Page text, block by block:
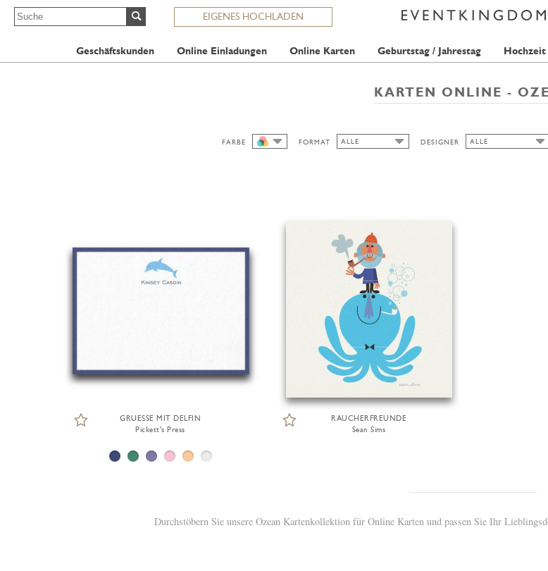
EIGENES HOCHLADEN
Geschäftskunden Online Einladungen Online Karten Geburtstag / Jahrestag Hochzeit
KARTEN ONLINE -
FARBE
FORMAT ALLE
DESIGNER
ALLE
GRUESSE MIT DELFIN
Pickett's Press
RAUCHERFREUNDE
Sean Sims
Durchstöbern Sie unsere Ozean Kartenkollektion für Online Karten und passen Sie Ihr